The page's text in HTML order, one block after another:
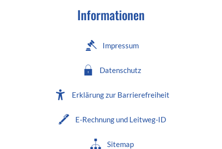
Informationen
Impressum
Datenschutz
Erklärung zur Barrierefreiheit
E-Rechnung und Leitweg-ID
Sitemap